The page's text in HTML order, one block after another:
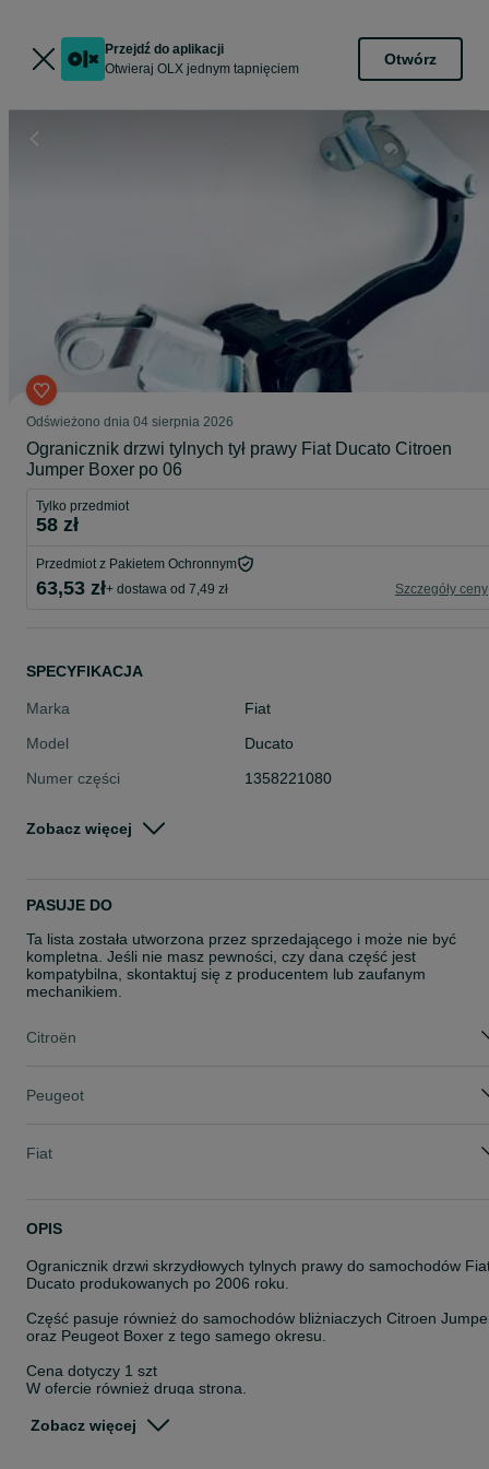
Przejdź do aplikacji
Otwieraj OLX jednym tapnięciem
Otwórz
Odświeżono dnia 04 sierpnia 2026
Ogranicznik drzwi tylnych tył prawy Fiat Ducato Citroen
Jumper Boxer po 06
Tylko przedmiot
58 zł
Przedmiot z Pakietem Ochronnym
63,53 zł+ dostawa od 7,49 zł Szczegóły ceny
SPECYFIKACJA
Marka
Fiat
Model
Ducato
Numer części
1358221080
Rodzaj
Karoseria
Zobacz więcej
PASUJE DO
Ta lista została utworzona przez sprzedającego i może nie być
kompletna. Jeśli nie masz pewności, czy dana część jest
kompatybilna, skontaktuj się z producentem lub zaufanym
mechanikiem.
Citroën
Peugeot
Fiat
OPIS
Ogranicznik drzwi skrzydłowych tylnych prawy do samochodów
Ducato produkowanych po 2006 roku.
Część pasuje również do samochodów bliżniaczych Citroen
oraz Peugeot Boxer z tego samego okresu.
Cena dotyczy 1 szt
W ofercie również druga strona.
Część jest fabrycznie nowa, nieużywana, nie montowana.
Zobacz więcej